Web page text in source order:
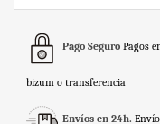
Pago Seguro Pagos
bizum o transferencia
Envíos en 24h.